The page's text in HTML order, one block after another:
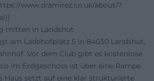
www.dramirez.co.uk/about/?
mitten in Landshut
am Ladehofplatz 5 in 84030 Landshut,
Vor dem Club gibt es kostenlose
im Erdgeschoss ist über eine Rampe
Haus setzt auf eine klar strukturierte